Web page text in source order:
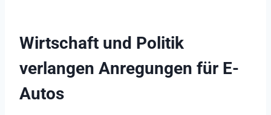
Wirtschaft und Politik
verlangen Anregungen für E-
Autos